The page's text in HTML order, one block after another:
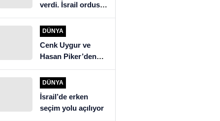
verdi. İsrail ordusu
Beyrut’un güneyine
saldırıyor
DÜNYA
Cenk Uygur ve
Hasan Piker’den
İngiltere
açıklaması: “İsrail’i
eleştirdik, ülkeye
alınmadık”
DÜNYA
İsrail’de erken
seçim yolu açılıyor